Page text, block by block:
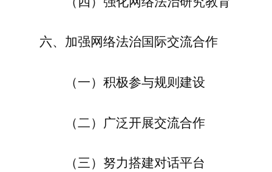
六、加强网络法治国际交流合作
（一）积极参与规则建设
（二）广泛开展交流合作
（三）努力搭建对话平台